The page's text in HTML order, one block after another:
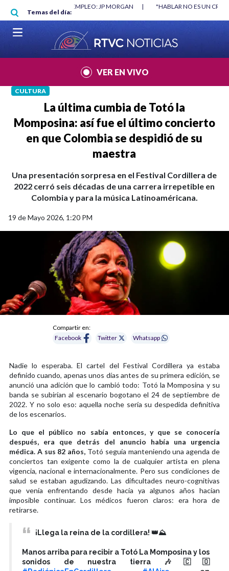
Pasar al contenido principal
Temas del día:
"HABLAR NO ES UN CRIMEN": CARTA DE BETO CORAL |
VER EN VIVO
CULTURA
La última cumbia de Totó la
Momposina: así fue el último concierto
en que Colombia se despidió de su
maestra
Una presentación sorpresa en el Festival Cordillera de
2022 cerró seis décadas de una carrera irrepetible en
Colombia y para la música Latinoaméricana.
19 de Mayo 2026, 1:20 PM
Compartir en:
Facebook
Twitter Whatsapp
Nadie lo esperaba. El cartel del Festival Cordillera ya estaba
definido cuando, apenas unos días antes de su primera edición, se
anunció una adición que lo cambió todo: Totó la Momposina y su
banda se subirían al escenario bogotano el 24 de septiembre de
2022. Y no solo eso: aquella noche sería su despedida definitiva
de los escenarios.
Lo que el público no sabía entonces, y que se conocería
después, era que detrás del anuncio había una urgencia
médica. A sus 82 años, Totó seguía manteniendo una agenda de
conciertos tan exigente como la de cualquier artista en plena
vigencia, nacional e internacionalmente. Pero sus condiciones de
salud se estaban agudizando. Las dificultades neuro-cognitivas
que venía enfrentando desde hacía ya algunos años hacían
imposible continuar. Los médicos fueron claros: era hora de
retirarse.
¡Llega la reina de la cordillera! 👑⛰️
Manos arriba para recibir a Totó La Momposina y los
sonidos de nuestra tierra 🎶🇨🇴